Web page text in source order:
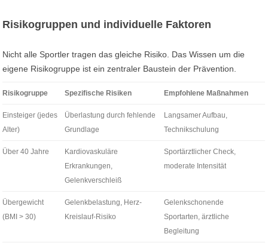
Risikogruppen und individuelle Faktoren
Nicht alle Sportler tragen das gleiche Risiko. Das Wissen um die
eigene Risikogruppe ist ein zentraler Baustein der Prävention.
Risikogruppe Spezifische Risiken Empfohlene Maßnahmen
Einsteiger (jedes
Alter)
Überlastung durch fehlende
Grundlage
Langsamer Aufbau,
Technikschulung
Über 40 Jahre
Kardiovaskuläre
Erkrankungen,
Gelenkverschleiß
Sportärztlicher Check,
moderate Intensität
Übergewicht
(BMI > 30)
Gelenkbelastung, Herz-
Kreislauf-Risiko
Gelenkschonende
Sportarten, ärztliche
Begleitung